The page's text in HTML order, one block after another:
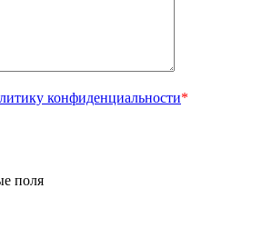
конфиденциальности*
поля